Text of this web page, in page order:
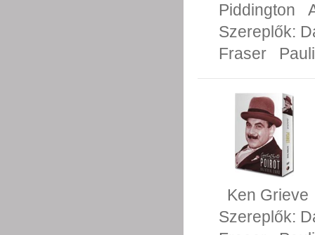
Piddington
Szereplők:
Fraser
Ken Grieve
Szereplők: